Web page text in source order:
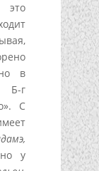
это
в
Б-г
С
у